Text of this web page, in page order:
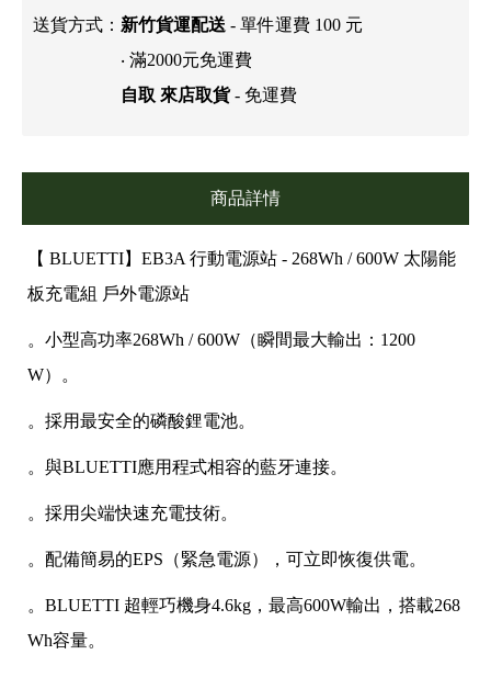
送貨方式： 新竹貨運配送 - 單件運費 100 元
‧ 滿2000元免運費
自取 來店取貨- 免運費
商品詳情
【 BLUETTI】EB3A 行動電源站 - 268Wh / 600W 太陽能
板充電組 戶外電源站
。小型高功率268Wh / 600W（瞬間最大輸出：1200
W）。
。採用最安全的磷酸鋰電池。
。與BLUETTI應用程式相容的藍牙連接。
。採用尖端快速充電技術。
。配備簡易的EPS（緊急電源），可立即恢復供電。
。BLUETTI 超輕巧機身4.6kg，最高600W輸出，搭載268
Wh容量。